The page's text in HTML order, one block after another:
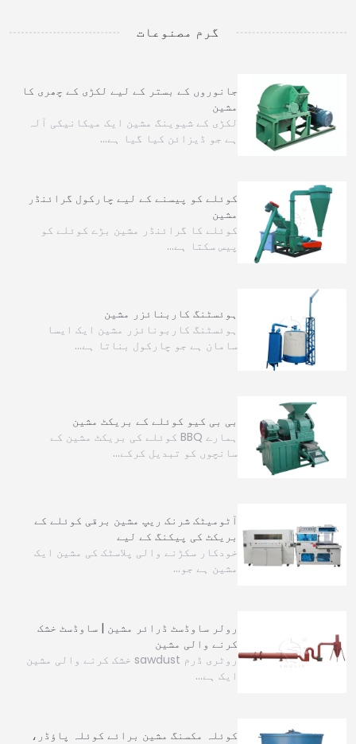
گرم مصنوعات
جانوروں کے بستر کے لیے لکڑی کے چھری کا
مشین
لکڑی کے شیوینگ مشین ایک میکانیکی آلہ
ہے جو ڈیزائن کیا گیا ہے…
کوئلے کو پیسنے کے لیے چارکول گرائنڈر
مشین
کوئلے کا گرائنڈر مشین بڑے کوئلے کو
پیس سکتا ہے…
ہوئسٹنگ کاربنائزر مشین
ہوئسٹنگ کاربونائزر مشین ایک ایسا
سامان ہے جو چارکول بناتا ہے…
بی بی کیو کوئلے کے بریکٹ مشین
ہمارے BBQ کوئلے کی بریکٹ مشین کے
سانچوں کو تبدیل کرکے…
آٹومیٹک شرنک ریپ مشین برقی کوئلے کے
بریکٹ کی پیکنگ کے لیے
خودکار سکڑنے والی پلاسٹک کی مشین ایک
مشین ہے جو…
رولر ساوڈسٹ ڈرائر مشین | ساوڈسٹ خشک
کرنے والی مشین
روٹری ڈرم sawdust خشک کرنے والی مشین
ایک ہے…
کوئلہ مکسنگ مشین برائے کوئلہ پاؤڈر،